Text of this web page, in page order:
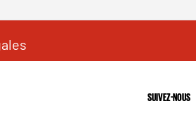
SUIVEZ-NOUS